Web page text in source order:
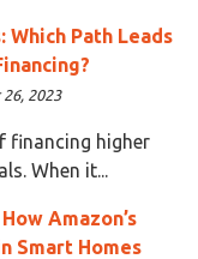
Path Leads
2023
financing higher
When it...
Amazon’s
Smart Homes